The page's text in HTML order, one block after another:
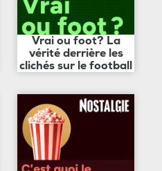
Vrai ou foot? La
vérité derrière les
clichés sur le football